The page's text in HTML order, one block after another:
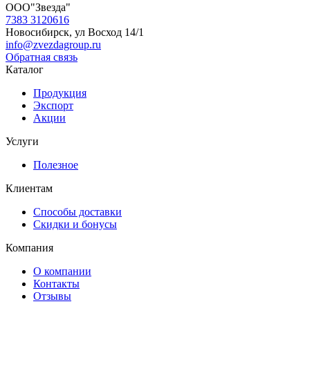
ООО"Звезда"
7383 3120616
Новосибирск, ул Восход 14/1
info@zvezdagroup.ru
Обратная связь
Каталог
Продукция
Экспорт
Акции
Услуги
Полезное
Клиентам
Способы доставки
Скидки и бонусы
Компания
О компании
Контакты
Отзывы